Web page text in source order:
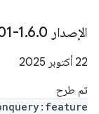
‫الإصدار 1 .6.0-alpha01
‫22 أكتوبر 2025
تم طرح